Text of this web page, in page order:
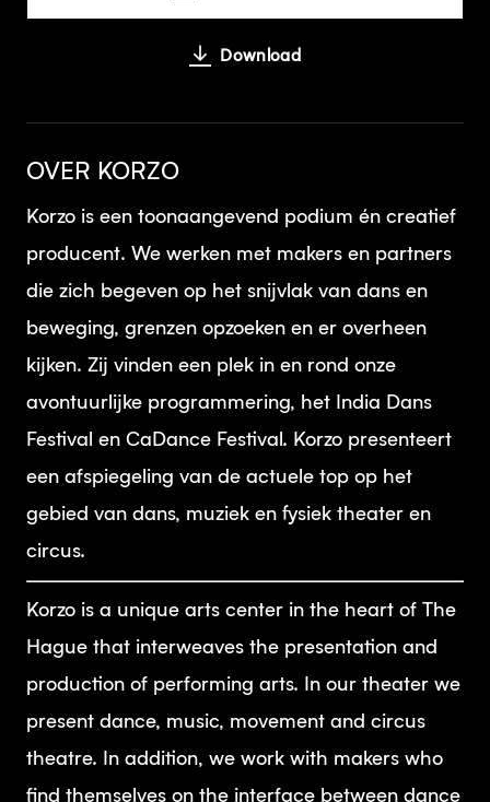
Download
OVER KORZO
Korzo is een toonaangevend podium én creatief
producent. We werken met makers en partners
die zich begeven op het snijvlak van dans en
beweging, grenzen opzoeken en er overheen
kijken. Zij vinden een plek in en rond onze
avontuurlijke programmering, het India Dans
Festival en CaDance Festival. Korzo presenteert
een afspiegeling van de actuele top op het
gebied van dans, muziek en fysiek theater en
circus.
Korzo is a unique arts center in the heart of The
Hague that interweaves the presentation and
production of performing arts. In our theater we
present dance, music, movement and circus
theatre. In addition, we work with makers who
find themselves on the interface between dance